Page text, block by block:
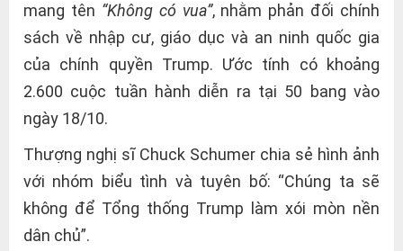
mang tên “Không có vua”, nhằm phản đối chính
sách về nhập cư, giáo dục và an ninh quốc gia
của chính quyền Trump. Ước tính có khoảng
2.600 cuộc tuần hành diễn ra tại 50 bang vào
ngày 18/10.
Thượng nghị sĩ Chuck Schumer chia sẻ hình ảnh
với nhóm biểu tình và tuyên bố: “Chúng ta sẽ
không để Tổng thống Trump làm xói mòn nền
dân chủ”.